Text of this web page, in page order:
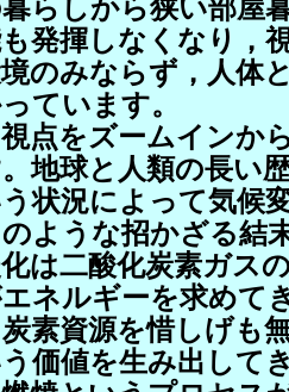
らしから狭い部屋
発揮しなくなり，
のみならず，人体
ています。
点をズームインか
地球と人類の長い
状況によって気候
ような招かざる結
は二酸化炭素ガス
ネルギーを求めて
素資源を惜しげも
価値を生み出して